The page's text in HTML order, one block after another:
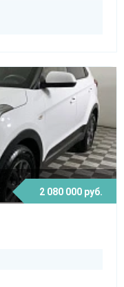
2 080 000 руб.